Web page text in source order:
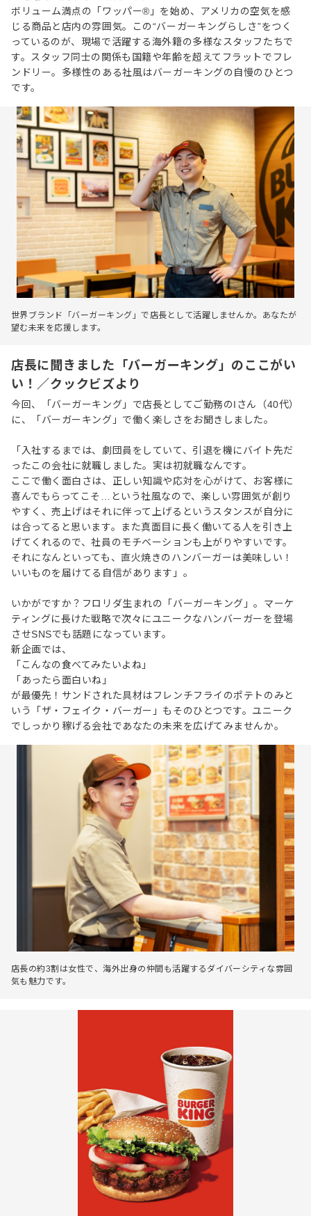
ボリューム満点の「ワッパー®」を始め、アメリカの空気を感
じる商品と店内の雰囲気。この“バーガーキングらしさ”をつく
っているのが、現場で活躍する海外籍の多様なスタッフたちで
す。スタッフ同士の関係も国籍や年齢を超えてフラットでフレ
ンドリー。多様性のある社風はバーガーキングの自慢のひとつ
です。
世界ブランド「バーガーキング」で店長として活躍しませんか。あなたが
望む未来を応援します。
店長に聞きました「バーガーキング」のここがい
い！／クックビズより
今回、「バーガーキング」で店長としてご勤務のIさん（40代）
に、「バーガーキング」で働く楽しさをお聞きしました。
「入社するまでは、劇団員をしていて、引退を機にバイト先だ
ったこの会社に就職しました。実は初就職なんです。
ここで働く面白さは、正しい知識や応対を心がけて、お客様に
喜んでもらってこそ…という社風なので、楽しい雰囲気が創り
やすく、売上げはそれに伴って上げるというスタンスが自分に
は合ってると思います。また真面目に長く働いてる人を引き上
げてくれるので、社員のモチベーションも上がりやすいです。
それになんといっても、直火焼きのハンバーガーは美味しい！
いいものを届けてる自信があります」。
いかがですか？フロリダ生まれの「バーガーキング」。マーケ
ティングに長けた戦略で次々にユニークなハンバーガーを登場
させSNSでも話題になっています。
新企画では、
「こんなの食べてみたいよね」
「あったら面白いね」
が最優先！サンドされた具材はフレンチフライのポテトのみと
いう「ザ・フェイク・バーガー」もそのひとつです。ユニーク
でしっかり稼げる会社であなたの未来を広げてみませんか。
店長の約3割は女性で、海外出身の仲間も活躍するダイバーシティな雰囲
気も魅力です。